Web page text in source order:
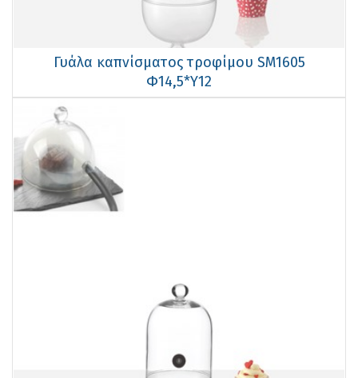
Γυάλα καπνίσματος τροφίμου SM1605
Φ14,5*Υ12